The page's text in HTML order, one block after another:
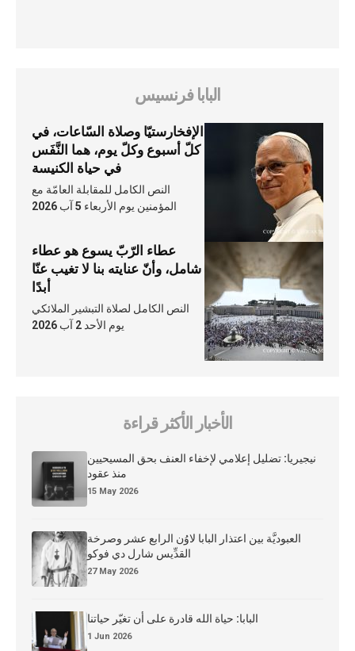
البابا فرنسيس
الإفخارستيّا وصلاة السّاعات، في
كلّ أسبوع وكلّ يوم، هما النَّفَس
في حياة الكنيسة
النص الكامل للمقابلة العامّة مع
المؤمنين يوم الأربعاء 5 آب 2026
عطاء الرّبّ يسوع هو عطاء
شامل، وأنّ عنايته بنا لا تغيب عنّا
أبدًا
النص الكامل لصلاة التبشير الملائكي
يوم الأحد 2 آب 2026
الأخبار الأكثر قراءة
نيجيريا: تضليل إعلامي لإخفاء العنف بحق المسيحيين
منذ عقود
15 May 2026
العبوديَّة بين اعتذار البابا لاوُن الرابع عشر وصرخة
القدِّيس شارل دي فوكو
27 May 2026
البابا: حياة الله قادرة على أن تغيّر حياتنا
1 Jun 2026